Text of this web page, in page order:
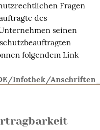
Fragen
des
seinen
folgendem Link
Infothek/